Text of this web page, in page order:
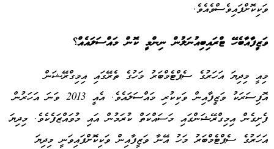
ވަކިކޮށްފައިވެސްވެއެވެ.
ވަޒީފާއާބެހޭ ޓްރައިބިއުނަލުން ނިންމީ ކޮން މައްސަލައެއް؟
މިއީ މިދިޔަ އަހަރުގެ ސެޕްޓެމްބަރު މަހުގެ ތެރޭގައި އިމިގްރޭޝަން
އޮފިސަރަކު ވަޒީފާއިން ވަކިކުރި މައްސަލައެވެ. އެއީ 2013 ވަނަ އަހަރުން
ފެށިގެން އިމިގްރޭޝަންގައި މަސައްކަތް ކުރަމުން އައި މުވައްޒަފެކެވެ. މިދިޔަ
އަހަރުގެ ސެޕްޓެމްބަރު މަހު އޭނާ ވަޒީފާއިން ވަކިކޮށްފައިވަނީ މިދިޔަ